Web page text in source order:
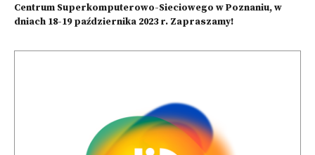
Centrum Superkomputerowo-Sieciowego w Poznaniu, w
dniach 18-19 października 2023 r. Zapraszamy!